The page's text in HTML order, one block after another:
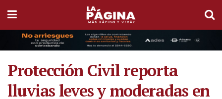
Protección Civil reporta
lluvias leves y moderadas en